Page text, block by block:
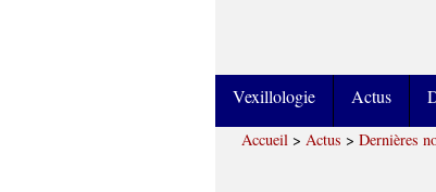
Vexillologie Actus
Accueil > Actus > Dernières